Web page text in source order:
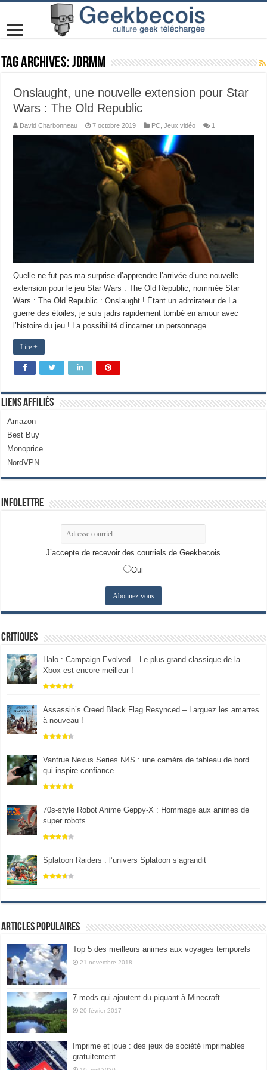
Tag Archives:JDRMM
Onslaught, une nouvelle extension pour Star
Wars : The Old Republic
David Charbonneau 7 octobre 2019 PC ,Jeux vidéo 1
Quelle ne fut pas ma surprise d’apprendre l’arrivée d’une nouvelle
extension pour le jeu Star Wars : The Old Republic, nommée Star
Wars : The Old Republic : Onslaught ! Étant un admirateur de La
guerre des étoiles, je suis jadis rapidement tombé en amour avec
l’histoire du jeu ! La possibilité d’incarner un personnage …
Lire +
Liens Affiliés
Amazon
Best Buy
Monoprice
NordVPN
Infolettre
J’accepte de recevoir des courriels de Geekbecois
Oui
Critiques
Halo : Campaign Evolved – Le plus grand classique de la
Xbox est encore meilleur !
Assassin’s Creed Black Flag Resynced – Larguez les amarres
à nouveau !
Vantrue Nexus Series N4S : une caméra de tableau de bord
qui inspire confiance
70s-style Robot Anime Geppy-X : Hommage aux animes de
super robots
Splatoon Raiders : l’univers Splatoon s’agrandit
Articles populaires
Top 5 des meilleurs animes aux voyages temporels
21 novembre 2018
7 mods qui ajoutent du piquant à Minecraft
20 février 2017
Imprime et joue : des jeux de société imprimables
gratuitement